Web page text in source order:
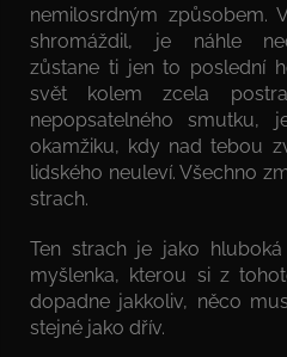
nemilosrdným způsobem.
shromáždil, je náhle
zůstane ti jen to poslední
svět kolem zcela
nepopsatelného
okamžiku, kdy nad tebou
lidského neuleví. Všechno
strach.
Ten strach je jako
myšlenka, kterou si z
dopadne jakkoliv, něco
stejné jako dřív.